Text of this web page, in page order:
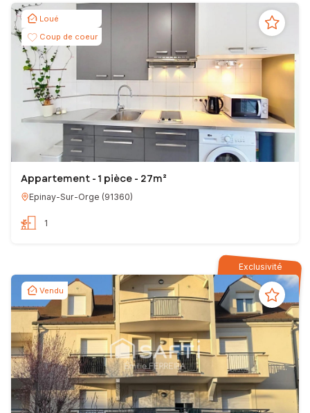
Loué
Coup de coeur
Appartement - 1 pièce - 27m²
Epinay-Sur-Orge (91360)
1
Exclusivité
Vendu